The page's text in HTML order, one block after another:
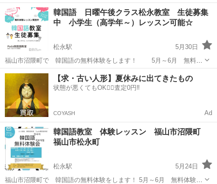
どさまざまなカテゴリーのレッスンが世界のどこにいても受講できる
「カフェトーク」です。 イタリア語に興味がある方、しっかり勉強し
たい方、生活で必要な方、カフェ...
広島 広島市 イタリア語
韓国語 日曜午後クラス松永教室 生徒募集
中 小学生（高学年～）レッスン可能☆
松永駅
5月30日
福山市沼隈町で 韓国語の無料体験をします！ 5月～6月 無料体
験講座開催中！ 要予約 小学生（高学年）～ 大人の方までレッ
スン可能です！ ジモティのお問い合わせフォーム、ホームページまた
はメール、お電話受け...
広島 福山市 松永駅 韓国語 ハングル
【求・古い人形】夏休みに出てきたもの
状態が悪くてもOK🙆‍♀️査定0円‼️
COYASH Ad
韓国語教室 体験レッスン 福山市沼隈町
福山市松永町
松永駅
5月24日
福山市沼隈町で 韓国語の無料体験をします！ 5月～6月 無料体験講